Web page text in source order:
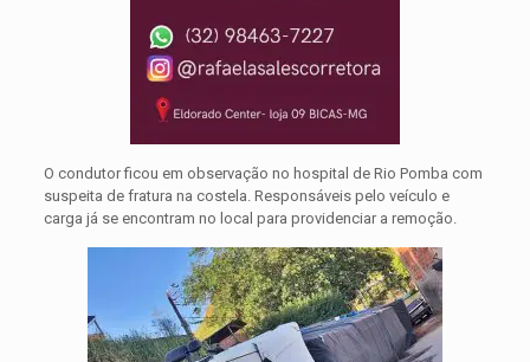
O condutor ficou em observação no hospital de Rio Pomba com
suspeita de fratura na costela. Responsáveis pelo veículo e
carga já se encontram no local para providenciar a remoção.